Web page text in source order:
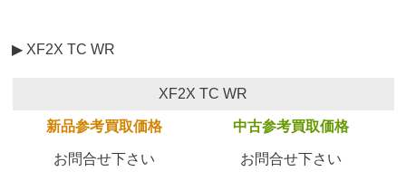
▶ XF2X TC WR
XF2X TC WR
新品参考買取価格 中古参考買取価格
お問合せ下さい お問合せ下さい